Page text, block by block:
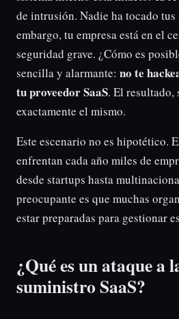
de intrusión. Nadie ha tocado
embargo, tu empresa está en el
seguridad grave. ¿Cómo es
sencilla y alarmante: no te
tu proveedor SaaS. El resultado,
exactamente el mismo.
Este escenario no es hipotético.
enfrentan cada año miles de
desde startups hasta
preocupante es que muchas
estar preparadas para gestionar
¿Qué es un ataque a
suministro SaaS?